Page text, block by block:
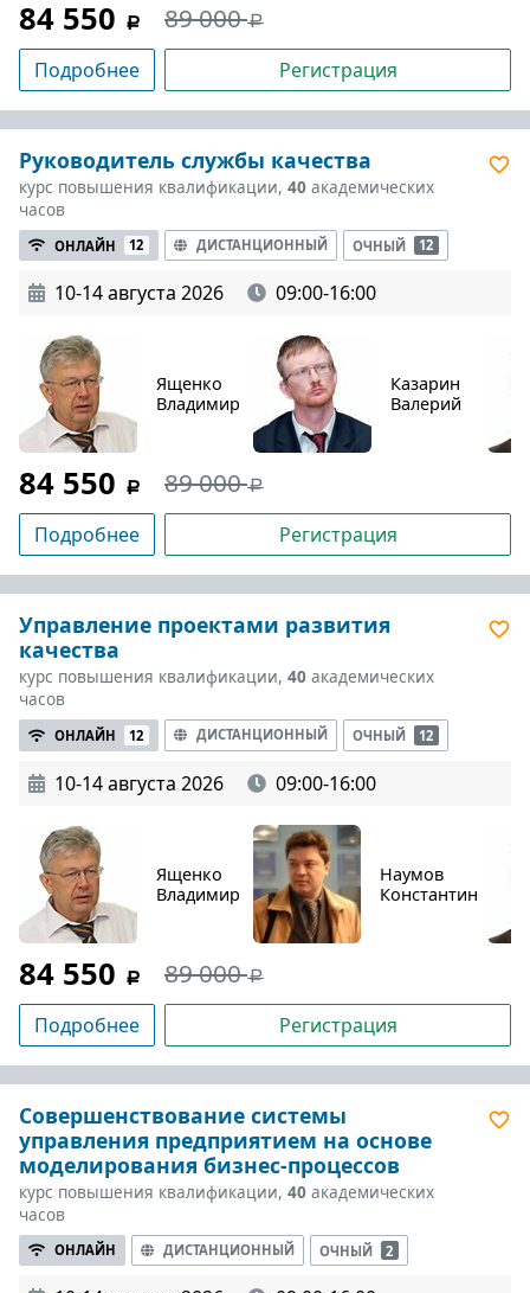
84 550 89 000
Подробнее Регистрация
Руководитель службы качества
курс повышения квалификации, 40 академических
часов
ОНЛАЙН 12 ДИСТАНЦИОННЫЙ ОЧНЫЙ 12
10-14 августа 2026 09:00-16:00
Ященко
Владимир
Казарин
Валерий
84 550 89 000
Подробнее Регистрация
Управление проектами развития
качества
курс повышения квалификации, 40 академических
часов
ОНЛАЙН 12 ДИСТАНЦИОННЫЙ ОЧНЫЙ 12
10-14 августа 2026 09:00-16:00
Ященко
Владимир
Наумов
Константин
84 550 89 000
Подробнее Регистрация
Совершенствование системы
управления предприятием на основе
моделирования бизнес-процессов
курс повышения квалификации, 40 академических
часов
ОНЛАЙН ДИСТАНЦИОННЫЙ ОЧНЫЙ 2